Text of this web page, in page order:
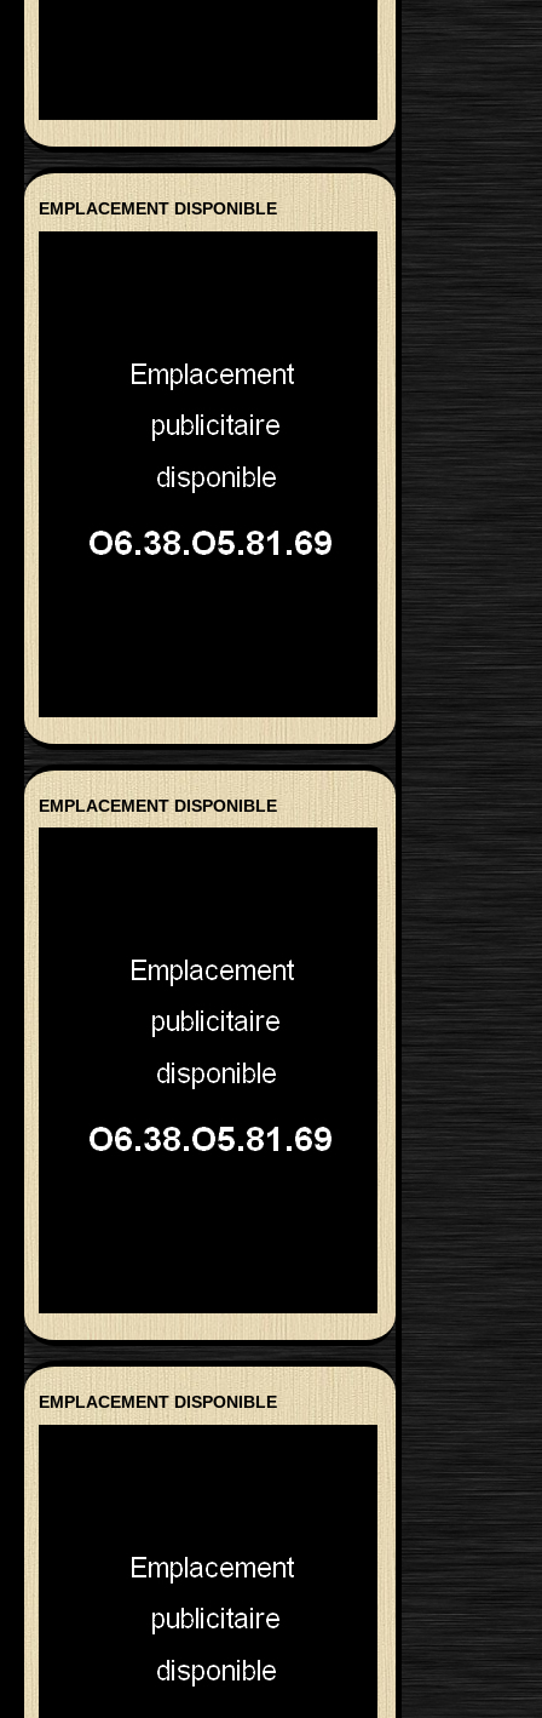
EMPLACEMENT DISPONIBLE
EMPLACEMENT DISPONIBLE
EMPLACEMENT DISPONIBLE